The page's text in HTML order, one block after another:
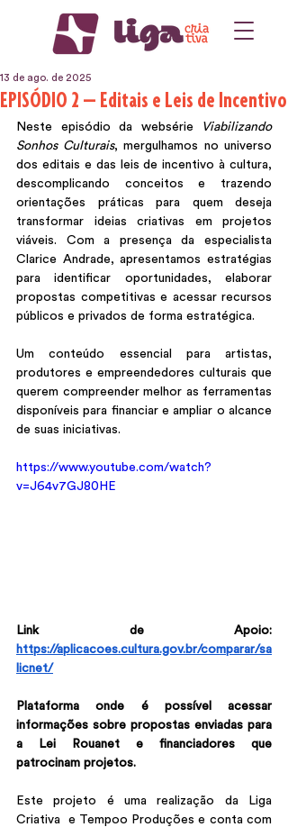
EPISÓDIO 2 — Editais e Leis de Incentivo
13 de ago. de 2025
Neste episódio da websérie
Viabilizando
Sonhos Culturais, mergulhamos no universo
dos editais e das leis de incentivo à cultura,
descomplicando conceitos e trazendo
orientações práticas para quem deseja
transformar ideias criativas em projetos
viáveis. Com a presença da especialista
Clarice Andrade, apresentamos estratégias
para identificar oportunidades, elaborar
propostas competitivas e acessar recursos
públicos e privados de forma estratégica.
Um conteúdo essencial para artistas,
produtores e empreendedores culturais que
querem compreender melhor as ferramentas
disponíveis para financiar e ampliar o alcance
de suas iniciativas.
https://www.youtube.com/watch?
v=J64v7GJ80HE
https://aplicacoes.cultura.gov.br/comparar/sa
licnet/
Plataforma onde é possível acessar
informações sobre propostas enviadas para
a Lei Rouanet e financiadores que
patrocinam projetos.
Este projeto é uma realização da Liga
Criativa  e Tempoo Produções e conta com